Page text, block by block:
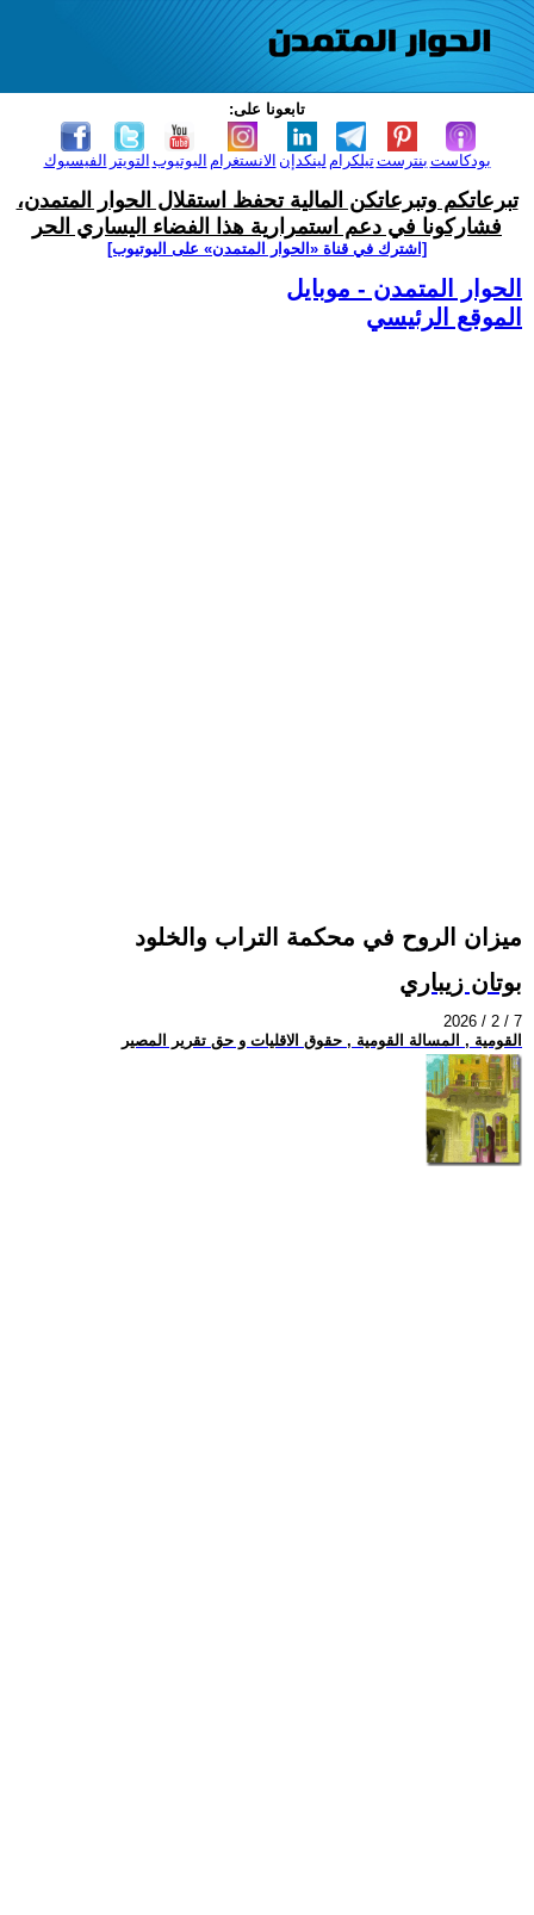
تابعونا على:
الفيسبوك التويتر اليوتيوب الانستغرام لينكدإن تيلكرامبنترست بودكاست
تبرعاتكم وتبرعاتكن المالية تحفظ استقلال الحوار المتمدن،
فشاركونا في دعم استمرارية هذا الفضاء اليساري الحر
[اشترك في قناة ‫«الحوار المتمدن» على اليوتيوب]
الحوار المتمدن - موبايل
الموقع الرئيسي
ميزان الروح في محكمة التراب والخلود
بوتان زيباري
2026 / 2 / 7
القومية , المسالة القومية , حقوق الاقليات و حق تقرير المصير